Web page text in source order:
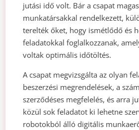
jutási idő volt. Bár a csapat
munkatársakkal rendelkezett,
terelték őket, hogy ismétlődő és
feladatokkal foglalkozzanak,
voltak optimális időtöltés.
A csapat megvizsgálta az olyan
beszerzési megrendelések, a
szerződéses megfelelés, és arra
közül sok feladatot ki lehetne
robotokból álló digitális